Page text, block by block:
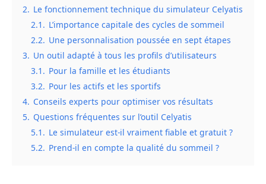
2. Le fonctionnement technique du simulateur Celyatis
2.1. L’importance capitale des cycles de sommeil
2.2. Une personnalisation poussée en sept étapes
3. Un outil adapté à tous les profils d’utilisateurs
3.1. Pour la famille et les étudiants
3.2. Pour les actifs et les sportifs
4. Conseils experts pour optimiser vos résultats
5. Questions fréquentes sur l’outil Celyatis
5.1. Le simulateur est-il vraiment fiable et gratuit ?
5.2. Prend-il en compte la qualité du sommeil ?